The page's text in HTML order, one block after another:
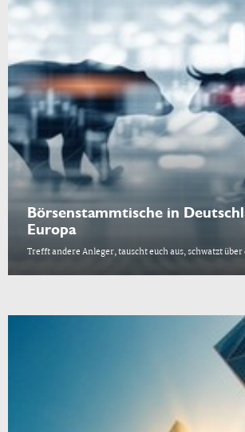
Börsenstammtische in
Europa
Trefft andere Anleger, tauscht euch aus, schwatzt über